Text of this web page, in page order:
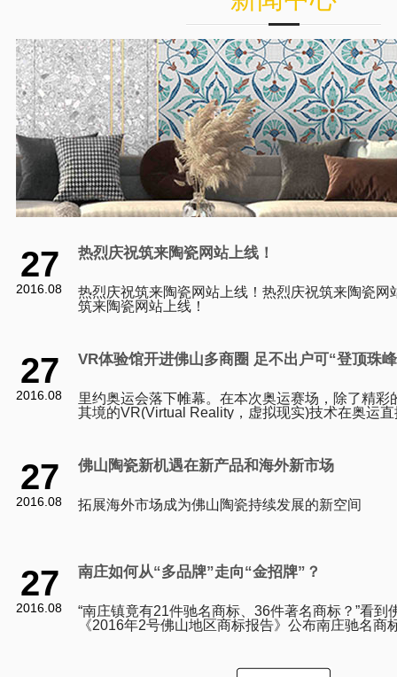
27
2016.08
热烈庆祝筑来陶瓷网站上线！
热烈庆祝筑来陶瓷网站上线！热烈庆祝筑来陶瓷网
筑来陶瓷网站上线！
27
2016.08
VR体验馆开进佛山多商圈 足不出户可“登顶珠
里约奥运会落下帷幕。在本次奥运赛场，除了精彩
其境的VR(Virtual Reality，虚拟现实)技术在奥运
27
2016.08
佛山陶瓷新机遇在新产品和海外新市场
拓展海外市场成为佛山陶瓷持续发展的新空间
27
2016.08
南庄如何从“多品牌”走向“金招牌”？
“南庄镇竟有21件驰名商标、36件著名商标？”看到
《2016年2号佛山地区商标报告》公布南庄驰名商